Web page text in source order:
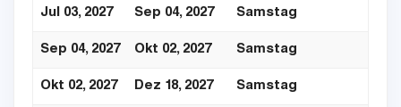
Jul 03, 2027 Sep 04, 2027 Samstag
Sep 04, 2027 Okt 02, 2027 Samstag
Okt 02, 2027 Dez 18, 2027 Samstag